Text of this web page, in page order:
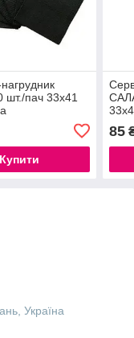
пач 33х41
Купити
85
Україна